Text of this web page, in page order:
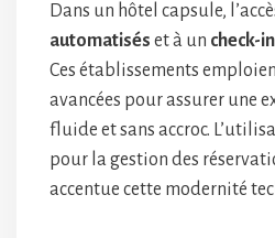
Dans un hôtel capsule,
automatisés et à un check-
Ces établissements
avancées pour assurer une
fluide et sans accroc.
pour la gestion des
accentue cette modernité